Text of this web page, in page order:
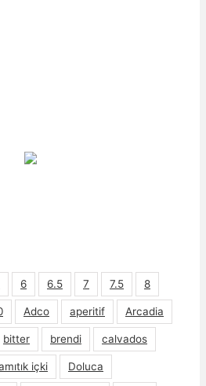
6 6.5 7 7.5 8
Adco aperitif Arcadia
bitter brendi calvados
içki Doluca